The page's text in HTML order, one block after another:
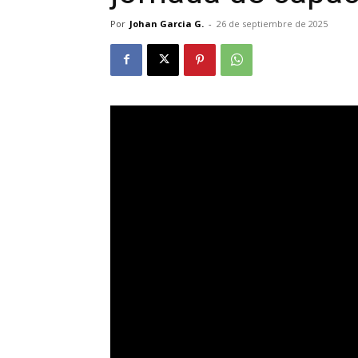
Por Johan Garcia G. - 26 de septiembre de 2025